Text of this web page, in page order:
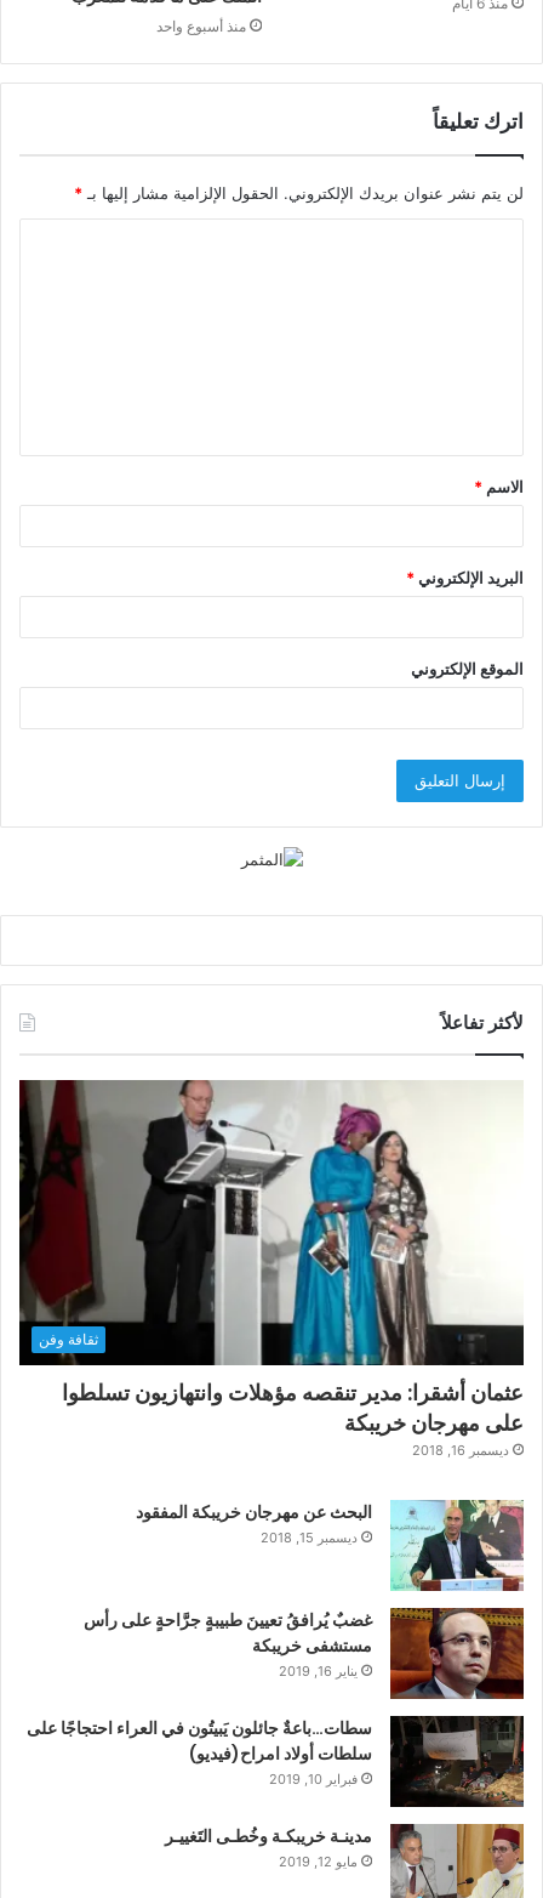
منذ أسبوع واحد
اترك تعليقاً
لن يتم نشر عنوان بريدك الإلكتروني. الحقول الإلزامية مشار إليها بـ*
ق
*
الاسم *
البريد الإلكتروني*
الموقع الإلكتروني
لأكثر تفاعلاً
ثقافة وفن
عثمان أشقرا: مدير تنقصه مؤهلات وانتهازيون تسلطوا
على مهرجان خريبكة
ديسمبر 16, 2018
البحث عن مهرجان خريبكة المفقود
ديسمبر 15, 2018
غضبٌ يُرافقُ تعيينَ طبيبةٍ جرَّاحةٍ على رأس
مستشفى خريبكة
يناير 16, 2019
سطات…باعةٌ جائلون يَبيتُون في العراء احتجاجًا على
سلطات أولاد امراح(فيديو)
فبراير 10, 2019
مدينـة خريبكـة وخُطـى التَغييـر
مايو 12, 2019